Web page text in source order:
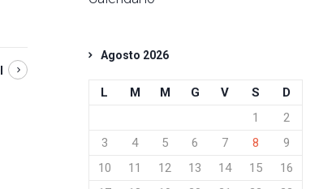
Agosto 2026
L M M G V S
D
1
2
3
4 5 6 7 8
9
10
11 12 13 14 15
16